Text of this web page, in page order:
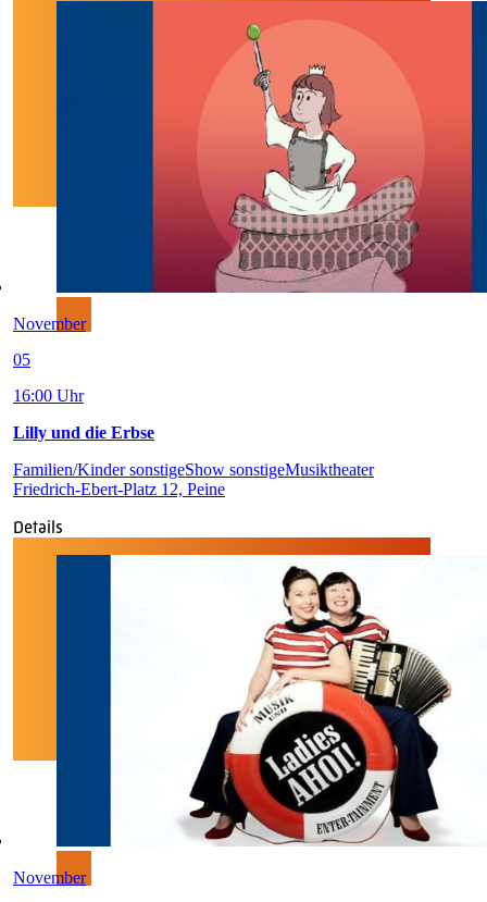
November
05
16:00 Uhr
Lilly und die Erbse
Familien/Kinder sonstigeShow sonstigeMusiktheater
Friedrich-Ebert-Platz 12, Peine
Details
November